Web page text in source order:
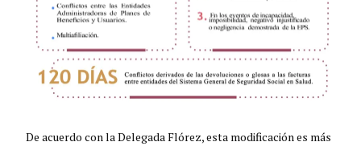
De acuerdo con la Delegada Flórez, esta modificación es más